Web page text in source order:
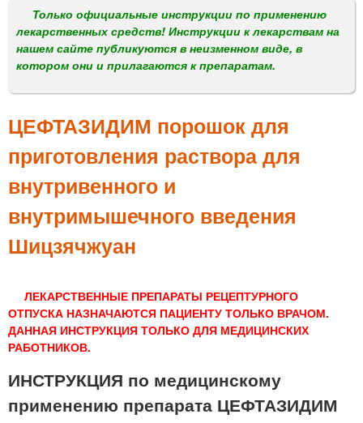
м
е
н
Только официальные инструкции по применению
лекарственных средств! Инструкции к лекарствам на
нашем сайте публикуются в неизменном виде, в
котором они и прилагаются к препаратам.
ЦЕФТАЗИДИМ порошок для
приготовления раствора для
внутривенного и
внутримышечного введения
Шицзячжуан
ЛЕКАРСТВЕННЫЕ ПРЕПАРАТЫ РЕЦЕПТУРНОГО
ОТПУСКА НАЗНАЧАЮТСЯ ПАЦИЕНТУ ТОЛЬКО ВРАЧОМ.
ДАННАЯ ИНСТРУКЦИЯ ТОЛЬКО ДЛЯ МЕДИЦИНСКИХ
РАБОТНИКОВ.
ИНСТРУКЦИЯ по медицинскому
применению препарата ЦЕФТАЗИДИМ